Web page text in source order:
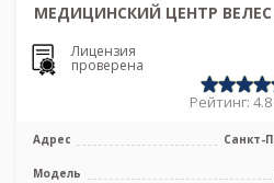
МЕДИЦИНСКИЙ ЦЕНТР
Лицензия
проверена
Рейтинг:
Адрес
Санкт-
Модель